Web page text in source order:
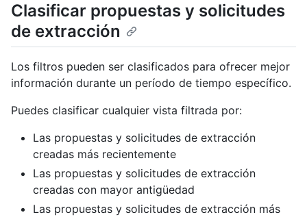
Clasificar propuestas y solicitudes
de extracción
Los filtros pueden ser clasificados para ofrecer mejor
información durante un período de tiempo específico.
Puedes clasificar cualquier vista filtrada por:
Las propuestas y solicitudes de extracción
creadas más recientemente
Las propuestas y solicitudes de extracción
creadas con mayor antigüedad
Las propuestas y solicitudes de extracción más